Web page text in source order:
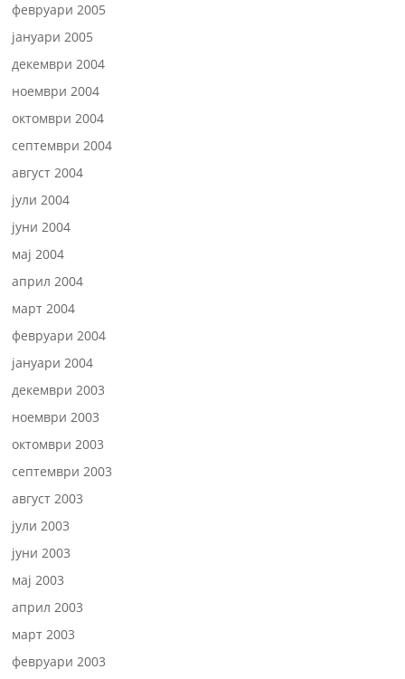
февруари 2005
јануари 2005
декември 2004
ноември 2004
октомври 2004
септември 2004
август 2004
јули 2004
јуни 2004
мај 2004
април 2004
март 2004
февруари 2004
јануари 2004
декември 2003
ноември 2003
октомври 2003
септември 2003
август 2003
јули 2003
јуни 2003
мај 2003
април 2003
март 2003
февруари 2003